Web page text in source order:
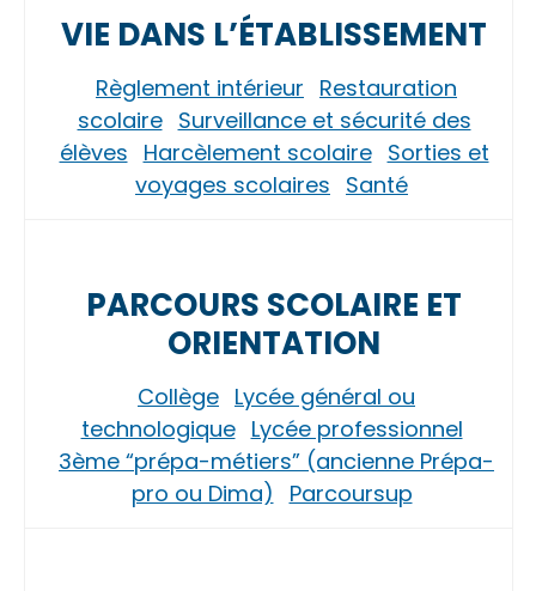
VIE DANS L’ÉTABLISSEMENT
Règlement intérieur Restauration
scolaire Surveillance et sécurité des
élèves Harcèlement scolaire Sorties et
voyages scolaires Santé
PARCOURS SCOLAIRE ET
ORIENTATION
Collège Lycée général ou
technologique Lycée professionnel
3ème “prépa-métiers” (ancienne Prépa-
pro ou Dima)
Parcoursup